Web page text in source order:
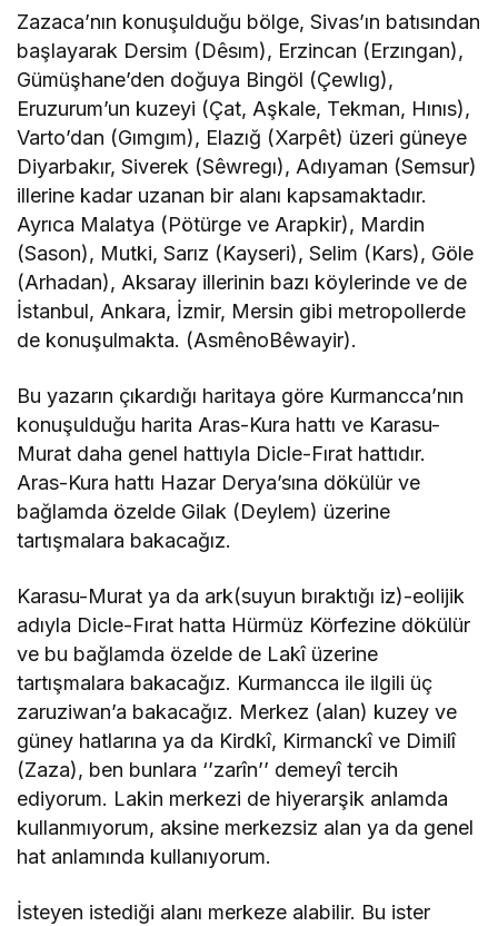
Zazaca’nın konuşulduğu bölge, Sivas’ın batısından
başlayarak Dersim (Dêsım), Erzincan (Erzıngan),
Gümüşhane’den doğuya Bingöl (Çewlıg),
Eruzurum’un kuzeyi (Çat, Aşkale, Tekman, Hınıs),
Varto’dan (Gımgım), Elazığ (Xarpêt) üzeri güneye
Diyarbakır, Siverek (Sêwregı), Adıyaman (Semsur)
illerine kadar uzanan bir alanı kapsamaktadır.
Ayrıca Malatya (Pötürge ve Arapkir), Mardin
(Sason), Mutki, Sarız (Kayseri), Selim (Kars), Göle
(Arhadan), Aksaray illerinin bazı köylerinde ve de
İstanbul, Ankara, İzmir, Mersin gibi metropollerde
de konuşulmakta. (AsmênoBêwayir).
Bu yazarın çıkardığı haritaya göre Kurmancca’nın
konuşulduğu harita Aras-Kura hattı ve Karasu-
Murat daha genel hattıyla Dicle-Fırat hattıdır.
Aras-Kura hattı Hazar Derya’sına dökülür ve
bağlamda özelde Gilak (Deylem) üzerine
tartışmalara bakacağız.
Karasu-Murat ya da ark(suyun bıraktığı iz)-eolijik
adıyla Dicle-Fırat hatta Hürmüz Körfezine dökülür
ve bu bağlamda özelde de Lakî üzerine
tartışmalara bakacağız. Kurmancca ile ilgili üç
zaruziwan’a bakacağız. Merkez (alan) kuzey ve
güney hatlarına ya da Kirdkî, Kirmanckî ve Dimilî
(Zaza), ben bunlara ‘’zarîn’’ demeyî tercih
ediyorum. Lakin merkezi de hiyerarşik anlamda
kullanmıyorum, aksine merkezsiz alan ya da genel
hat anlamında kullanıyorum.
İsteyen istediği alanı merkeze alabilir. Bu ister